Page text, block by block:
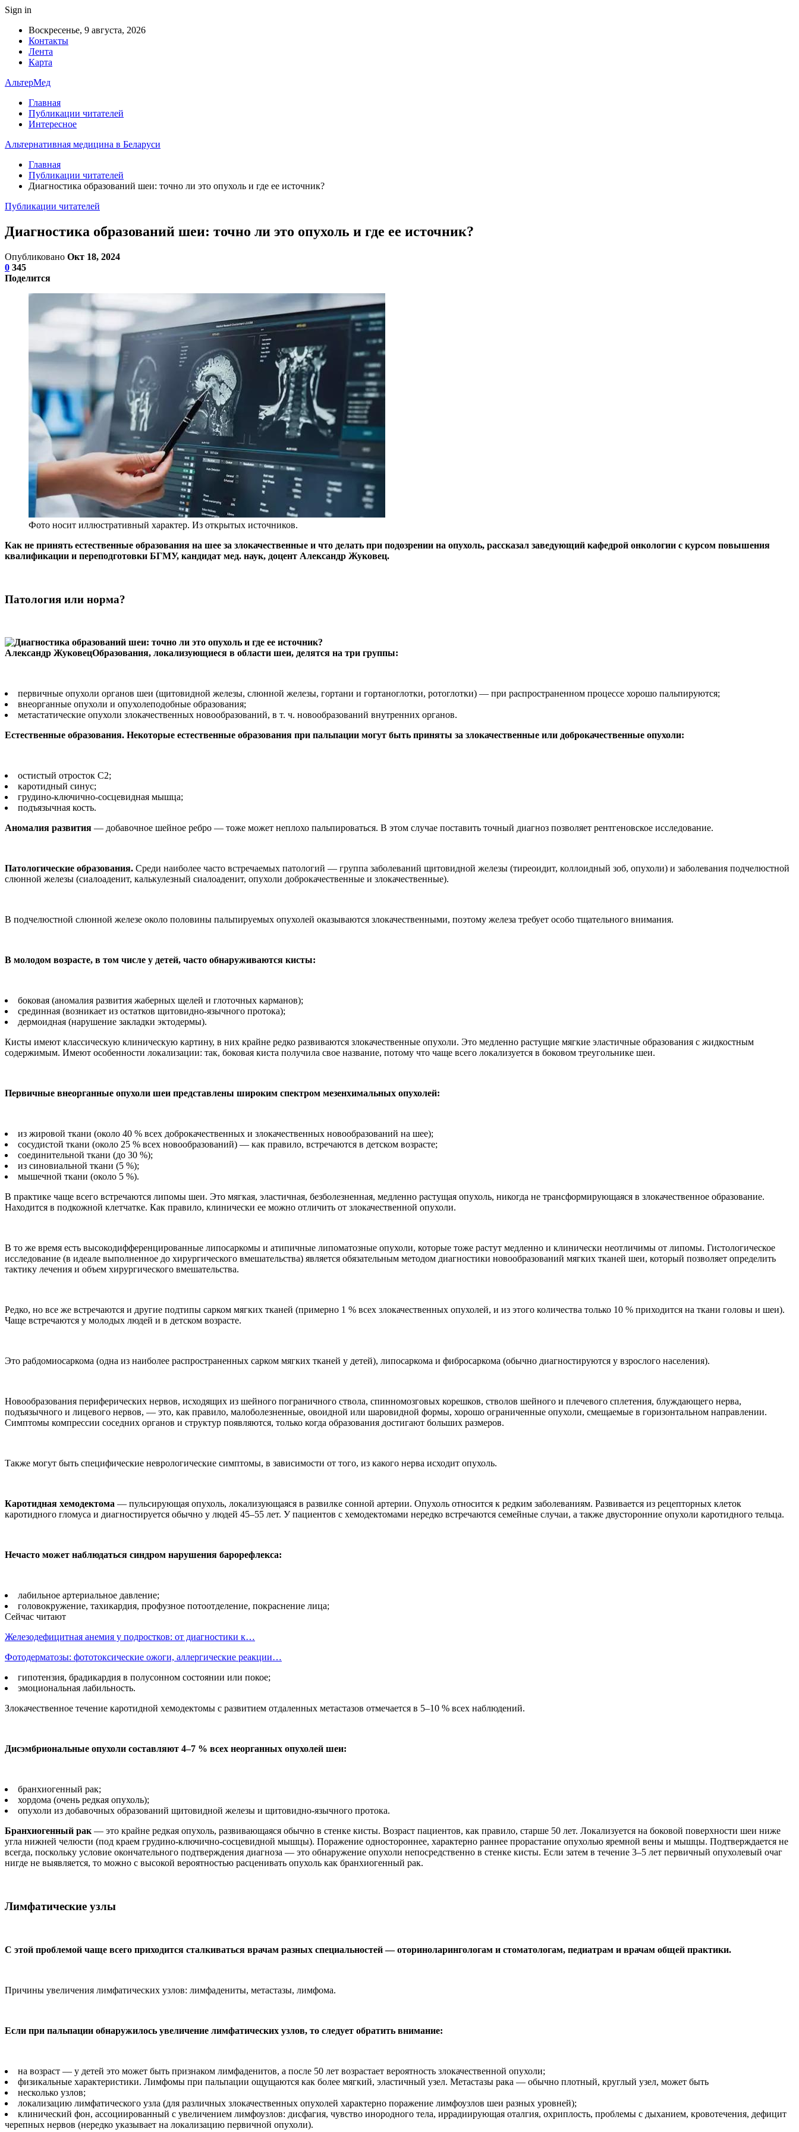
Sign in
Воскресенье, 9 августа, 2026
Контакты
Лента
Карта
АльтерМед
Главная
Публикации читателей
Интересное
Альтернативная медицина в Беларуси
Главная
Публикации читателей
Диагностика образований шеи: точно ли это опухоль и где ее источник?
Публикации читателей
Диагностика образований шеи: точно ли это опухоль и где ее источник?
Опубликовано Окт 18, 2024
0 345
Поделится
Фото носит иллюстративный характер. Из открытых источников.
Как не принять естественные образования на шее за злокачественные и что делать при подозрении на опухоль, рассказал заведующий кафедрой онкологии с курсом повышения
квалификации и переподготовки БГМУ, кандидат мед. наук, доцент Александр Жуковец.
Патология или норма?
Александр ЖуковецОбразования, локализующиеся в области шеи, делятся на три группы:
первичные опухоли органов шеи (щитовидной железы, слюнной железы, гортани и гортаноглотки, ротоглотки) — при распространенном процессе хорошо пальпируются;
внеорганные опухоли и опухолеподобные образования;
метастатические опухоли злокачественных новообразований, в т. ч. новообразований внутренних органов.
Естественные образования. Некоторые естественные образования при пальпации могут быть приняты за злокачественные или доброкачественные опухоли:
остистый отросток С2;
каротидный синус;
грудино-ключично-сосцевидная мышца;
подъязычная кость.
Аномалия развития — добавочное шейное ребро — тоже может неплохо пальпироваться. В этом случае поставить точный диагноз позволяет рентгеновское исследование.
Патологические образования. Среди наиболее часто встречаемых патологий — группа заболеваний щитовидной железы (тиреоидит, коллоидный зоб, опухоли) и заболевания подчелюстной
слюнной железы (сиалоаденит, калькулезный сиалоаденит, опухоли доброкачественные и злокачественные).
В подчелюстной слюнной железе около половины пальпируемых опухолей оказываются злокачественными, поэтому железа требует особо тщательного внимания.
В молодом возрасте, в том числе у детей, часто обнаруживаются кисты:
боковая (аномалия развития жаберных щелей и глоточных карманов);
срединная (возникает из остатков щитовидно-язычного протока);
дермоидная (нарушение закладки эктодермы).
Кисты имеют классическую клиническую картину, в них крайне редко развиваются злокачественные опухоли. Это медленно растущие мягкие эластичные образования с жидкостным
содержимым. Имеют особенности локализации: так, боковая киста получила свое название, потому что чаще всего локализуется в боковом треугольнике шеи.
Первичные внеорганные опухоли шеи представлены широким спектром мезенхимальных опухолей:
из жировой ткани (около 40 % всех доброкачественных и злокачественных новообразований на шее);
сосудистой ткани (около 25 % всех новообразований) — как правило, встречаются в детском возрасте;
соединительной ткани (до 30 %);
из синовиальной ткани (5 %);
мышечной ткани (около 5 %).
В практике чаще всего встречаются липомы шеи. Это мягкая, эластичная, безболезненная, медленно растущая опухоль, никогда не трансформирующаяся в злокачественное образование.
Находится в подкожной клетчатке. Как правило, клинически ее можно отличить от злокачественной опухоли.
В то же время есть высокодифференцированные липосаркомы и атипичные липоматозные опухоли, которые тоже растут медленно и клинически неотличимы от липомы. Гистологическое
исследование (в идеале выполненное до хирургического вмешательства) является обязательным методом диагностики новообразований мягких тканей шеи, который позволяет определить
тактику лечения и объем хирургического вмешательства.
Редко, но все же встречаются и другие подтипы сарком мягких тканей (примерно 1 % всех злокачественных опухолей, и из этого количества только 10 % приходится на ткани головы и шеи).
Чаще встречаются у молодых людей и в детском возрасте.
Это рабдомиосаркома (одна из наиболее распространенных сарком мягких тканей у детей), липосаркома и фибросаркома (обычно диагностируются у взрослого населения).
Новообразования периферических нервов, исходящих из шейного пограничного ствола, спинномозговых корешков, стволов шейного и плечевого сплетения, блуждающего нерва,
подъязычного и лицевого нервов, — это, как правило, малоболезненные, овоидной или шаровидной формы, хорошо ограниченные опухоли, смещаемые в горизонтальном направлении.
Симптомы компрессии соседних органов и структур появляются, только когда образования достигают больших размеров.
Также могут быть специфические неврологические симптомы, в зависимости от того, из какого нерва исходит опухоль.
Каротидная хемодектома — пульсирующая опухоль, локализующаяся в развилке сонной артерии. Опухоль относится к редким заболеваниям. Развивается из рецепторных клеток
каротидного гломуса и диагностируется обычно у людей 45–55 лет. У пациентов с хемодектомами нередко встречаются семейные случаи, а также двусторонние опухоли каротидного тельца.
Нечасто может наблюдаться синдром нарушения барорефлекса:
лабильное артериальное давление;
головокружение, тахикардия, профузное потоотделение, покраснение лица;
Сейчас читают
Железодефицитная анемия у подростков: от диагностики к…
Фотодерматозы: фототоксические ожоги, аллергические реакции…
гипотензия, брадикардия в полусонном состоянии или покое;
эмоциональная лабильность.
Злокачественное течение каротидной хемодектомы с развитием отдаленных метастазов отмечается в 5–10 % всех наблюдений.
Дисэмбриональные опухоли составляют 4–7 % всех неорганных опухолей шеи:
бранхиогенный рак;
хордома (очень редкая опухоль);
опухоли из добавочных образований щитовидной железы и щитовидно-язычного протока.
Бранхиогенный рак — это крайне редкая опухоль, развивающаяся обычно в стенке кисты. Возраст пациентов, как правило, старше 50 лет. Локализуется на боковой поверхности шеи ниже
угла нижней челюсти (под краем грудино-ключично-сосцевидной мышцы). Поражение одностороннее, характерно раннее прорастание опухолью яремной вены и мышцы. Подтверждается не
всегда, поскольку условие окончательного подтверждения диагноза — это обнаружение опухоли непосредственно в стенке кисты. Если затем в течение 3–5 лет первичный опухолевый очаг
нигде не выявляется, то можно с высокой вероятностью расценивать опухоль как бранхиогенный рак.
Лимфатические узлы
С этой проблемой чаще всего приходится сталкиваться врачам разных специальностей — оториноларингологам и стоматологам, педиатрам и врачам общей практики.
Причины увеличения лимфатических узлов: лимфадениты, метастазы, лимфома.
Если при пальпации обнаружилось увеличение лимфатических узлов, то следует обратить внимание:
на возраст — у детей это может быть признаком лимфаденитов, а после 50 лет возрастает вероятность злокачественной опухоли;
физикальные характеристики. Лимфомы при пальпации ощущаются как более мягкий, эластичный узел. Метастазы рака — обычно плотный, круглый узел, может быть
несколько узлов;
локализацию лимфатического узла (для различных злокачественных опухолей характерно поражение лимфоузлов шеи разных уровней);
клинический фон, ассоциированный с увеличением лимфоузлов: дисфагия, чувство инородного тела, иррадиирующая оталгия, охриплость, проблемы с дыханием, кровотечения, дефицит
черепных нервов (нередко указывает на локализацию первичной опухоли).